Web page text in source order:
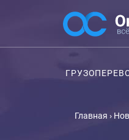
Главная ›